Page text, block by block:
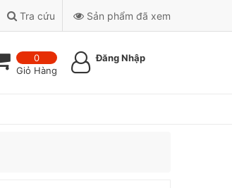
Tra cứu Sản phẩm đã xem
0
Giỏ Hàng
Đăng Nhập